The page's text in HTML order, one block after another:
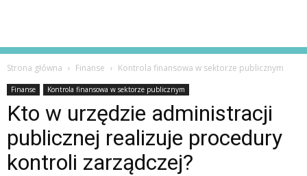
Strona główna Finanse Kontrola finansowa w sektorze publicznym
Finanse Kontrola finansowa w sektorze publicznym
Kto w urzędzie administracji
publicznej realizuje procedury
kontroli zarządczej?